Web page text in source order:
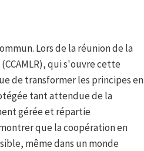
Lors de la réunion de la
qui s'ouvre cette
de transformer les principes en
tant attendue de la
gérée et répartie
que la coopération en
même dans un monde